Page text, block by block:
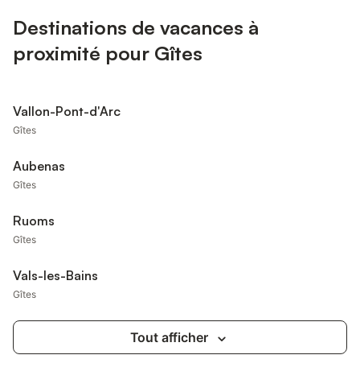
Destinations de vacances à
proximité pour Gîtes
Vallon-Pont-d'Arc
Gîtes
Aubenas
Gîtes
Ruoms
Gîtes
Vals-les-Bains
Gîtes
Tout afficher